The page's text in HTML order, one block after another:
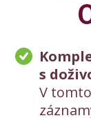
s
V